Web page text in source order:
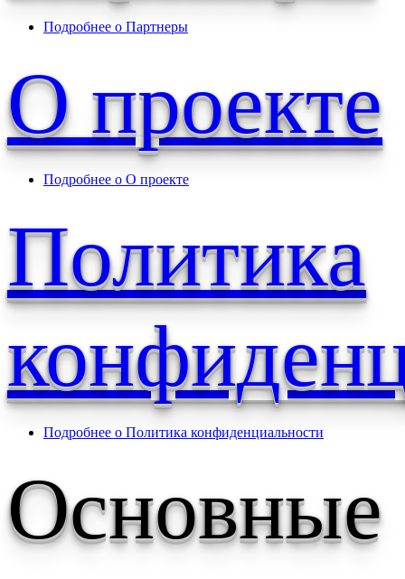
Подробнее о Партнеры
О проекте
Подробнее о О проекте
Политика
Подробнее о Политика конфиденциальности
Основные